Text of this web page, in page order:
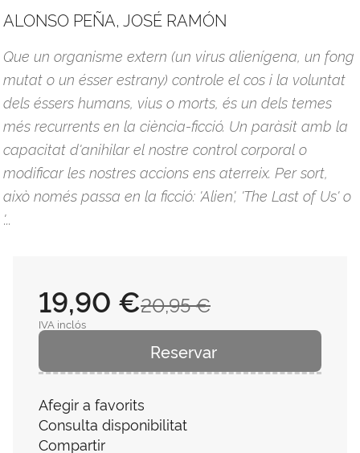
ALONSO PEÑA, JOSÉ RAMÓN
Que un organisme extern (un virus alienígena, un fong
mutat o un ésser estrany) controle el cos i la voluntat
dels éssers humans, vius o morts, és un dels temes
més recurrents en la ciència-ficció. Un paràsit amb la
capacitat d'anihilar el nostre control corporal o
modificar les nostres accions ens aterreix. Per sort,
això només passa en la ficció: 'Alien', 'The Last of Us' o
'...
20,95 €
19,90 €
IVA inclós
Reservar
Afegir a favorits
Consulta disponibilitat
Compartir